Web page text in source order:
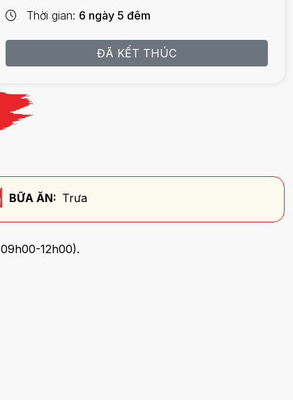
Thời gian 6 ngày 5 đêm
ĐÃ KẾT THÚC
BỮA ĂN: Trưa
12h00).